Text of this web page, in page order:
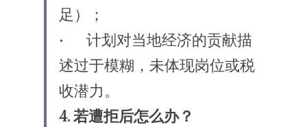
足）；
•	计划对当地经济的贡献描
述过于模糊，未体现岗位或税
收潜力。
4. 若遭拒后怎么办？